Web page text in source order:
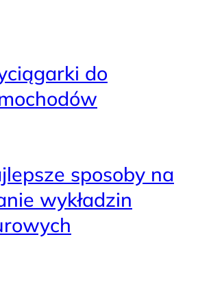
do
sposoby na
wykładzin